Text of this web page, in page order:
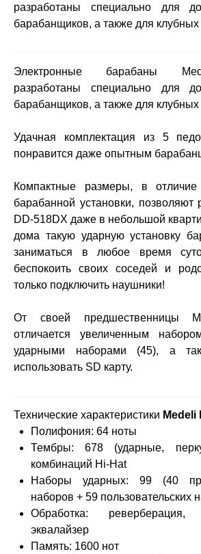
разработаны специально для
барабанщиков, а также для
Электронные барабаны
разработаны специально для
барабанщиков, а также для
Удачная комплектация из 5
понравится даже опытным
Компактные размеры, в отличие
барабанной установки, позволяют
DD-518DX даже в небольшой
дома такую ​​ударную установку
заниматься в любое время
беспокоить своих соседей и
только подключить наушники!
От своей предшественницы
отличается увеличенным
ударными наборами (45), а
использовать SD карту.
Технические характеристики Medeli
Полифония: 64 ноты
Тембры: 678 (ударные,
комбинаций Hi-Hat
Наборы ударных: 99 (40
наборов + 59 пользовательских
Обработка:
эквалайзер
Память: 1600 нот